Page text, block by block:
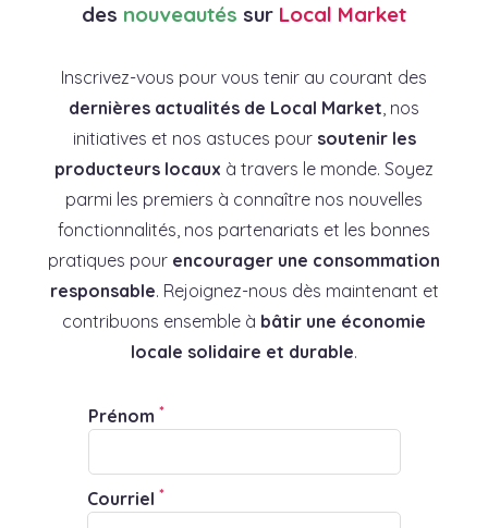
des nouveautés sur Local Market
Inscrivez-vous pour vous tenir au courant des
dernières actualités de Local Market, nos
initiatives et nos astuces pour soutenir les
producteurs locaux à travers le monde. Soyez
parmi les premiers à connaître nos nouvelles
fonctionnalités, nos partenariats et les bonnes
pratiques pour encourager une consommation
responsable. Rejoignez-nous dès maintenant et
contribuons ensemble à bâtir une économie
locale solidaire et durable.
Prénom *
Courriel *